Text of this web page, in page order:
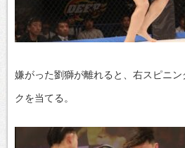
嫌がった劉獅が離れると、右スピニ
クを当てる。